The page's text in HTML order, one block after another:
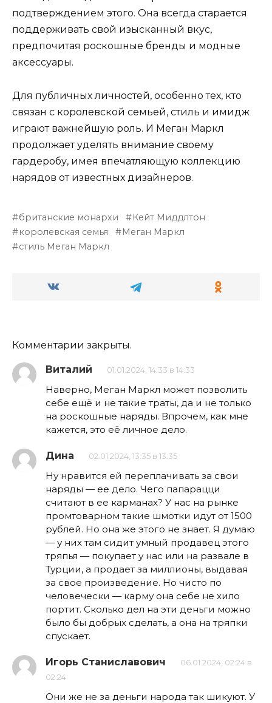
подтверждением этого. Она всегда старается
поддерживать свой изысканный вкус,
предпочитая роскошные бренды и модные
аксессуары.
Для публичных личностей, особенно тех, кто
связан с королевской семьей, стиль и имидж
играют важнейшую роль. И Меган Маркл
продолжает уделять внимание своему
гардеробу, имея впечатляющую коллекцию
нарядов от известных дизайнеров.
британские монархи
Кейт Миддлтон
королевская семья
Меган Маркл
стиль Меган Маркл
Комментарии закрыты.
Виталий 01.01.2024, 14:33 в 14:33
Наверно, Меган Маркл может позволить
себе ещё и не такие траты, да и не только
на роскошные наряды. Впрочем, как мне
кажется, это её личное дело.
Дина 02.01.2024, 13:35 в 13:35
Ну нравится ей переплачивать за свои
наряды — ее дело. Чего папарацци
считают в ее карманах? У нас на рынке
промтоварном такие шмотки идут от 1500
рублей. Но она же этого не знает. Я думаю
— у них там сидит умный продавец этого
тряпья — покупает у нас или на развале в
Турции, а продает за миллионы, выдавая
за свое произведение. Но чисто по
человечески — карму она себе не хило
портит. Сколько дел на эти деньги можно
было бы добрых сделать, а она на тряпки
спускает.
Игорь Станиславович
06.01.2024, 02:24 в
02:24
Они же не за деньги народа так шикуют. У